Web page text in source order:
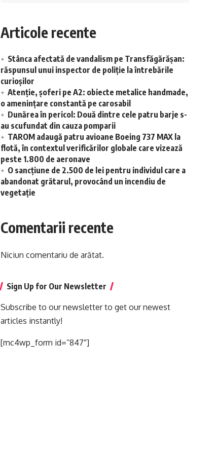
Articole recente
Stânca afectată de vandalism pe Transfăgărășan:
răspunsul unui inspector de poliție la întrebările
curioșilor
Atenție, șoferi pe A2: obiecte metalice handmade,
o amenințare constantă pe carosabil
Dunărea în pericol: Două dintre cele patru barje s-
au scufundat din cauza pomparii
TAROM adaugă patru avioane Boeing 737 MAX la
flotă, în contextul verificărilor globale care vizează
peste 1.800 de aeronave
O sancțiune de 2.500 de lei pentru individul care a
abandonat grătarul, provocând un incendiu de
vegetație
Comentarii recente
Niciun comentariu de arătat.
Sign Up for Our Newsletter
Subscribe to our newsletter to get our newest
articles instantly!
[mc4wp_form id=”847″]